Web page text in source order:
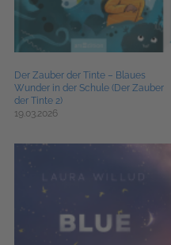
Der Zauber der Tinte – Blaues
Wunder in der Schule (Der Zauber
der Tinte 2)
19.03.2026